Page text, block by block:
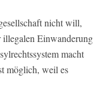
nicht will,
illegalen Einwanderung
macht
möglich, weil es